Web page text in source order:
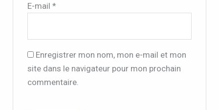
E-mail *
Enregistrer mon nom, mon e-mail et mon
site dans le navigateur pour mon prochain
commentaire.